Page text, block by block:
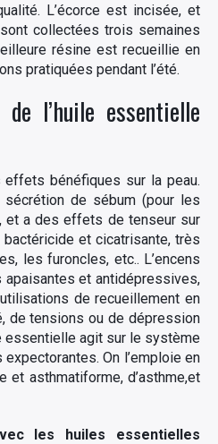
L’écorce est incisée, et
collectées trois semaines
résine est recueillie en
pratiquées pendant l’été.
l’huile essentielle
bénéfiques sur la peau.
de sébum (pour les
et a des effets de tenseur sur
et cicatrisante, très
les furoncles, etc.. L’encens
et antidépressives,
de recueillement en
de tensions ou de dépression
essentielle agit sur le système
On l’emploie en
et asthmatiforme, d’asthme,et
les huiles essentielles